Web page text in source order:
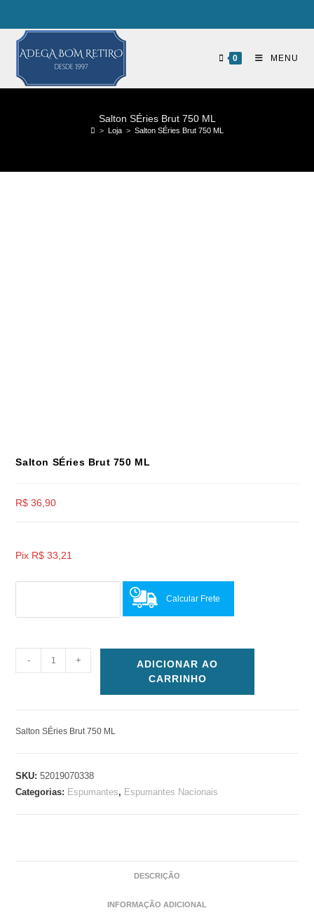
0 MENU
Salton SÉries Brut 750 ML
> Loja > Salton SÉries Brut 750 ML
Salton SÉries Brut 750 ML
R$ 36,90
Pix R$ 33,21
Calcular Frete
- +
ADICIONAR AO
CARRINHO
Salton SÉries Brut 750 ML
SKU:52019070338
Categorias: Espumantes, Espumantes Nacionais
DESCRIÇÃO
INFORMAÇÃO ADICIONAL